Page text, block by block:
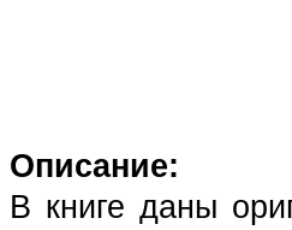
Описание:
В книге даны